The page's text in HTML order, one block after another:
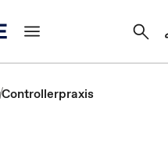
Controllerpraxis